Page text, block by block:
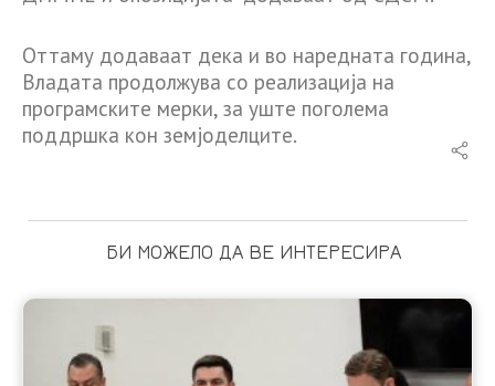
Оттаму додаваат дека и во наредната година,
Владата продолжува со реализација на
програмските мерки, за уште поголема
поддршка кон земјоделците.
БИ МОЖЕЛО ДА ВЕ ИНТЕРЕСИРА